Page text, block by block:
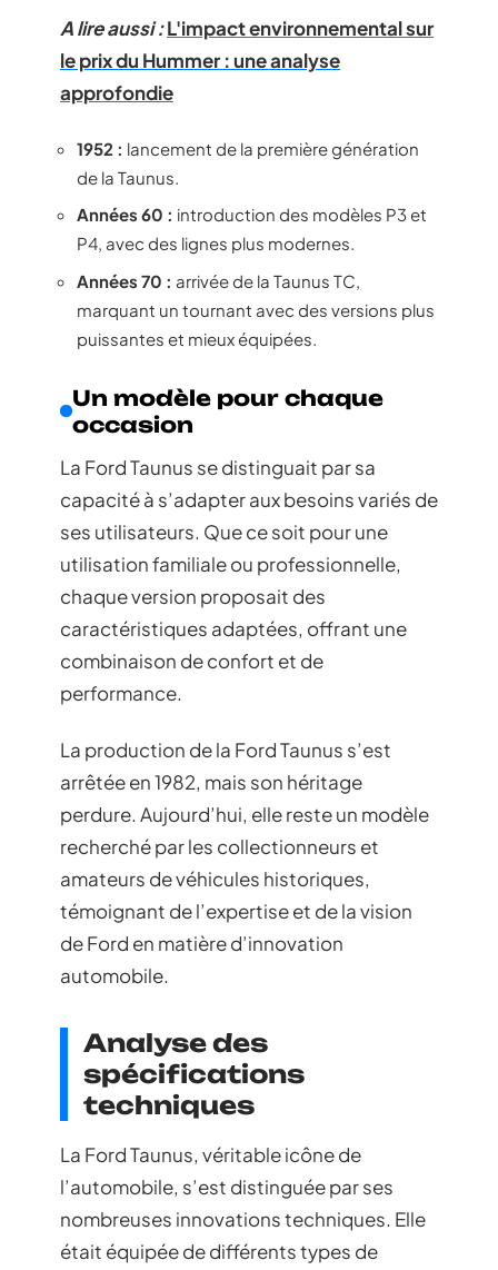
A lire aussi :L'impact environnemental sur
le prix du Hummer : une analyse
approfondie
1952 : lancement de la première génération
de la Taunus.
Années 60 : introduction des modèles P3 et
P4, avec des lignes plus modernes.
Années 70 : arrivée de la Taunus TC,
marquant un tournant avec des versions plus
puissantes et mieux équipées.
Un modèle pour chaque
occasion
La Ford Taunus se distinguait par sa
capacité à s’adapter aux besoins variés de
ses utilisateurs. Que ce soit pour une
utilisation familiale ou professionnelle,
chaque version proposait des
caractéristiques adaptées, offrant une
combinaison de confort et de
performance.
La production de la Ford Taunus s’est
arrêtée en 1982, mais son héritage
perdure. Aujourd’hui, elle reste un modèle
recherché par les collectionneurs et
amateurs de véhicules historiques,
témoignant de l’expertise et de la vision
de Ford en matière d’innovation
automobile.
Analyse des
spécifications
techniques
La Ford Taunus, véritable icône de
l’automobile, s’est distinguée par ses
nombreuses innovations techniques. Elle
était équipée de différents types de